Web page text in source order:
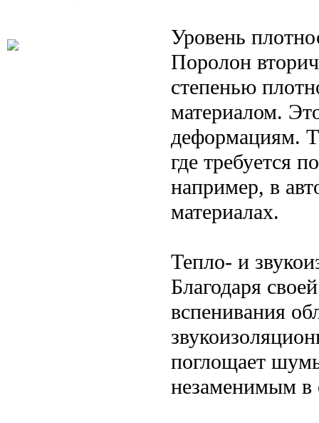
Уровень
Поролон
степенью
материалом.
деформациям.
где требуется
например, в
материалах.
Тепло- и
Благодаря
вспенивания
поглощает
незаменимым в